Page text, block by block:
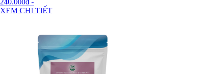
240.000đ -
XEM CHI TIẾT